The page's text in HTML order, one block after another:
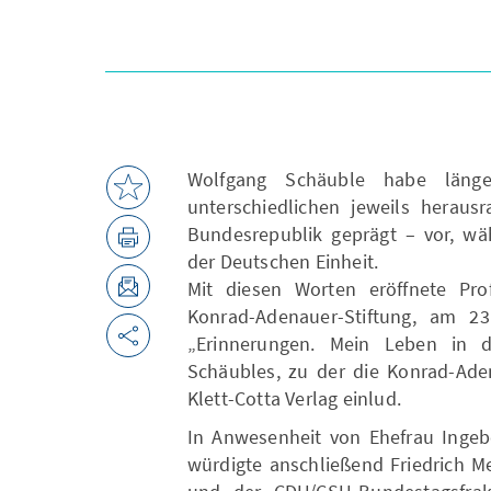
Wolfgang Schäuble habe
unterschiedlichen jeweils
Bundesrepublik geprägt – vor,
der Deutschen Einheit.
Mit diesen Worten eröffnete
Konrad-Adenauer-Stiftung, am
„Erinnerungen. Mein Leben in
Schäubles, zu der die Konrad-
Klett-Cotta Verlag einlud.
In Anwesenheit von Ehefrau
würdigte anschließend Friedrich